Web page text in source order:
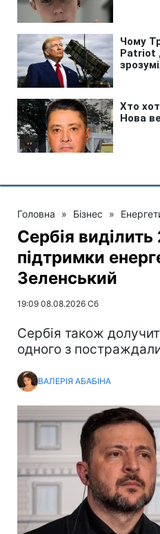
Головна » Бізнес »
Сербія
підтримки
Зеленський
19:09 08.08.2026 Сб
Сербія також
одного з
ВАЛЕРІЯ АБАБІНА